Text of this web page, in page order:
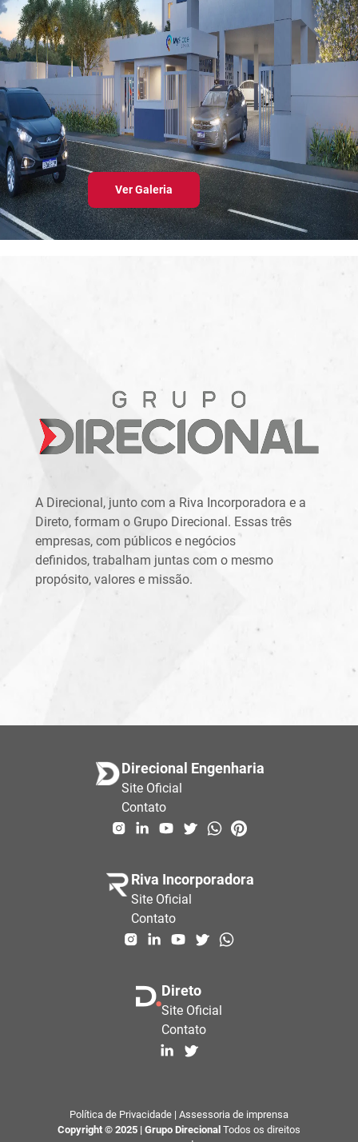
Ver Galeria
A Direcional, junto com a Riva Incorporadora e a
Direto, formam o Grupo Direcional. Essas três
empresas, com públicos e negócios
definidos, trabalham juntas com o mesmo
propósito, valores e missão.
Direcional Engenharia
Site Oficial
Contato
Riva Incorporadora
Site Oficial
Contato
Direto
Site Oficial
Contato
Política de Privacidade | Assessoria de imprensa
Copyright © 2025 | Grupo Direcional Todos os direitos